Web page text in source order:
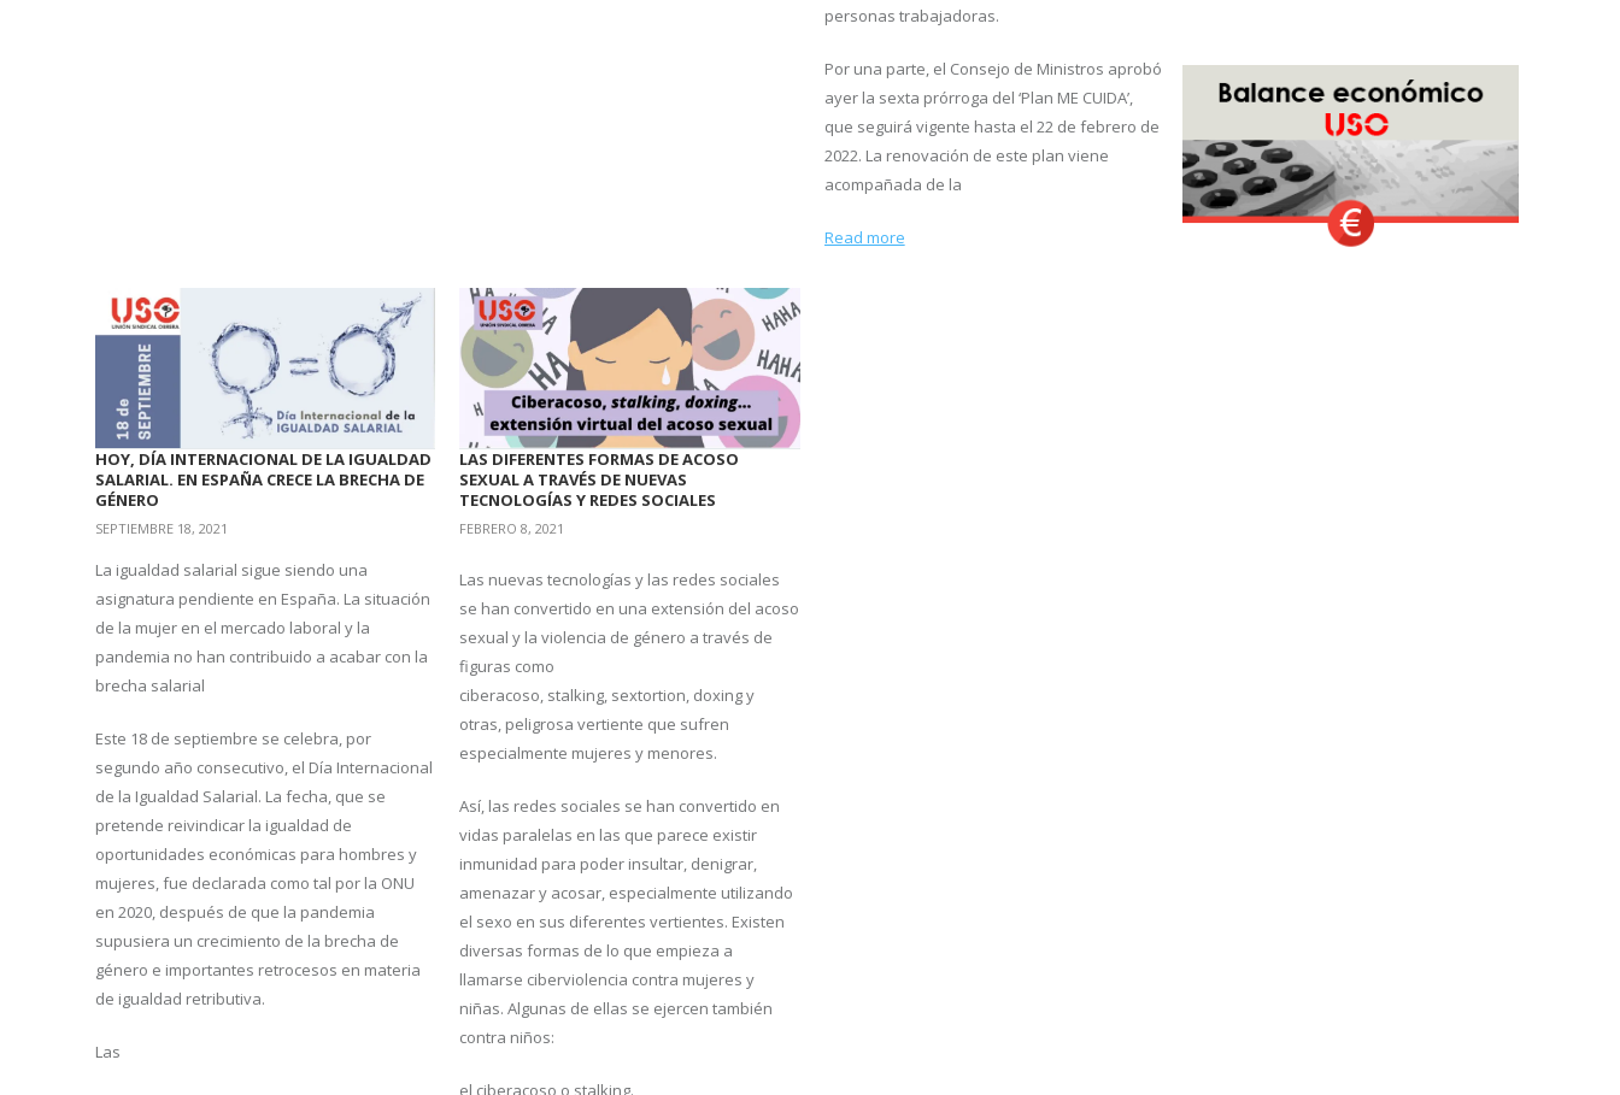
personas trabajadoras.
Por una parte, el Consejo de Ministros aprobó
ayer la sexta prórroga del ‘Plan ME CUIDA’,
que seguirá vigente hasta el 22 de febrero de
2022. La renovación de este plan viene
acompañada de la
Read more
HOY, DÍA INTERNACIONAL DE LA IGUALDAD
SALARIAL. EN ESPAÑA CRECE LA BRECHA DE
GÉNERO
SEPTIEMBRE 18, 2021
La igualdad salarial sigue siendo una
asignatura pendiente en España. La situación
de la mujer en el mercado laboral y la
pandemia no han contribuido a acabar con la
brecha salarial
Este 18 de septiembre se celebra, por
segundo año consecutivo, el Día Internacional
de la Igualdad Salarial. La fecha, que se
pretende reivindicar la igualdad de
oportunidades económicas para hombres y
mujeres, fue declarada como tal por la ONU
en 2020, después de que la pandemia
supusiera un crecimiento de la brecha de
género e importantes retrocesos en materia
de igualdad retributiva.
Las
LAS DIFERENTES FORMAS DE ACOSO
SEXUAL A TRAVÉS DE NUEVAS
TECNOLOGÍAS Y REDES SOCIALES
FEBRERO 8, 2021
Las nuevas tecnologías y las redes sociales
se han convertido en una extensión del acoso
sexual y la violencia de género a través de
figuras como
ciberacoso, stalking, sextortion, doxing y
otras, peligrosa vertiente que sufren
especialmente mujeres y menores.
Así, las redes sociales se han convertido en
vidas paralelas en las que parece existir
inmunidad para poder insultar, denigrar,
amenazar y acosar, especialmente utilizando
el sexo en sus diferentes vertientes. Existen
diversas formas de lo que empieza a
llamarse ciberviolencia contra mujeres y
niñas. Algunas de ellas se ejercen también
contra niños:
el ciberacoso o stalking.